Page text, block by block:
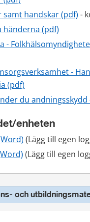
handskar (pdf) -
händerna (pdf)
-
-
(pdf)
du andningsskydd
enheten
(Lägg till egen
(Lägg till egen
och